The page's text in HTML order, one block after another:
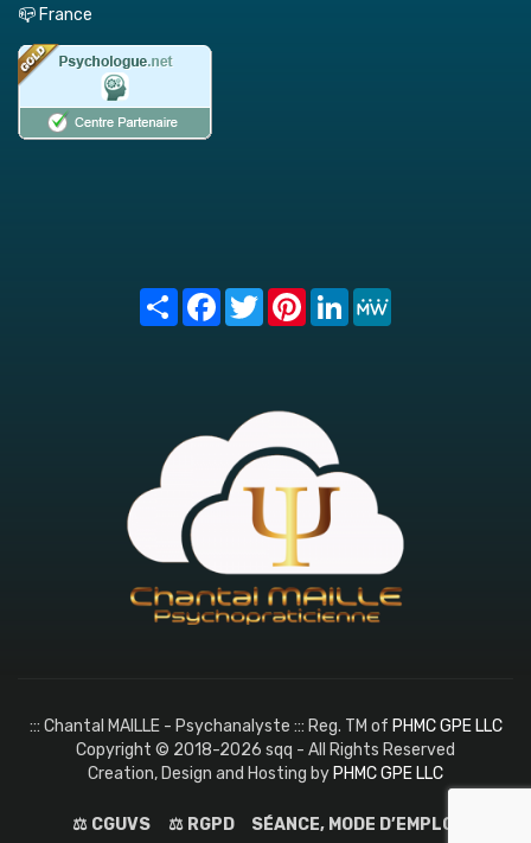
📪 France
Share FacebookTwitterPinterest
LinkedIn
::: Chantal MAILLE - Psychanalyste ::: Reg. TM of PHMC GPE LLC
Copyright © 2018-2026 sqq - All Rights Reserved
Creation, Design and Hosting byPHMC GPE LLC
⚖️ CGUVS ⚖️ RGPD SÉANCE, MODE D’EMPLOI